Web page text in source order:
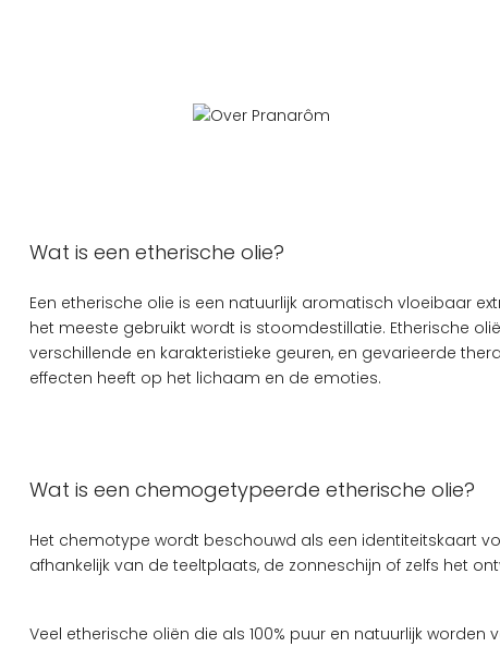
Wat is een etherische olie?
Een etherische olie is een natuurlijk aromatisch vloeibaar
het meeste gebruikt wordt is stoomdestillatie. Etherische
verschillende en karakteristieke geuren, en gevarieerde
effecten heeft op het lichaam en de emoties.
Wat is een chemogetypeerde etherische olie?
Het chemotype wordt beschouwd als een identiteitskaart
afhankelijk van de teeltplaats, de zonneschijn of zelfs het
Veel etherische oliën die als 100% puur en natuurlijk